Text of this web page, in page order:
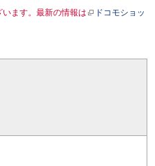
ます。最新の情報は
ドコモショッ